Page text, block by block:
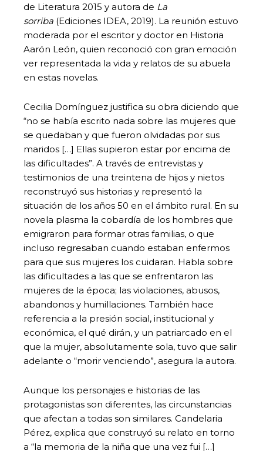
de Literatura 2015 y autora de La
sorriba (Ediciones IDEA, 2019). La reunión estuvo
moderada por el escritor y doctor en Historia
Aarón León, quien reconoció con gran emoción
ver representada la vida y relatos de su abuela
en estas novelas.
Cecilia Domínguez justifica su obra diciendo que
“no se había escrito nada sobre las mujeres que
se quedaban y que fueron olvidadas por sus
maridos […] Ellas supieron estar por encima de
las dificultades”. A través de entrevistas y
testimonios de una treintena de hijos y nietos
reconstruyó sus historias y representó la
situación de los años 50 en el ámbito rural. En su
novela plasma la cobardía de los hombres que
emigraron para formar otras familias, o que
incluso regresaban cuando estaban enfermos
para que sus mujeres los cuidaran. Habla sobre
las dificultades a las que se enfrentaron las
mujeres de la época; las violaciones, abusos,
abandonos y humillaciones. También hace
referencia a la presión social, institucional y
económica, el qué dirán, y un patriarcado en el
que la mujer, absolutamente sola, tuvo que salir
adelante o “morir venciendo”, asegura la autora.
Aunque los personajes e historias de las
protagonistas son diferentes, las circunstancias
que afectan a todas son similares. Candelaria
Pérez, explica que construyó su relato en torno
a “la memoria de la niña que una vez fui […]